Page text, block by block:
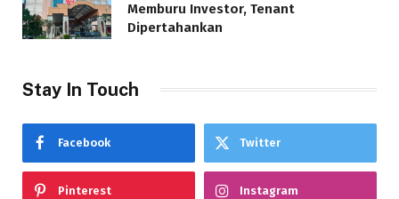
Memburu Investor, Tenant
Dipertahankan
Stay In Touch
Facebook Twitter
Pinterest Instagram